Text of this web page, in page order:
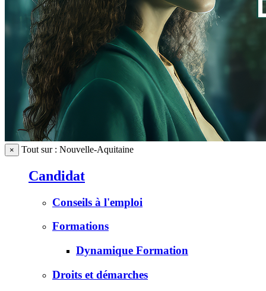
× Tout sur : Nouvelle-Aquitaine
Candidat
Conseils à l'emploi
Formations
Dynamique Formation
Droits et démarches